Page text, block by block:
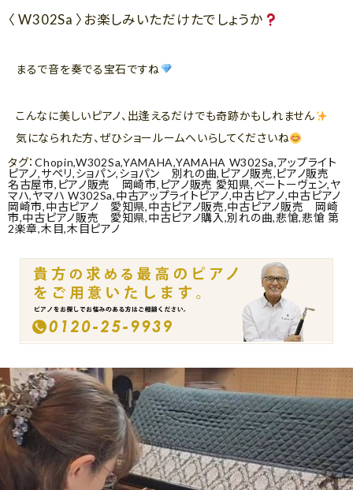
〈 W302Sa 〉お楽しみいただけたでしょうか
まるで音を奏でる宝石ですね
こんなに美しいピアノ、出逢えるだけでも奇跡かもしれません
気になられた方、ぜひショールームへいらしてくださいね
タグ：Chopin,W302Sa,YAMAHA,YAMAHA W302Sa,アップライト
ピアノ,サペリ,ショパン,ショパン 別れの曲, ピアノ販売,ピアノ販売
名古屋市, ピアノ販売 岡崎市, ピアノ販売 愛知県,ベートーヴェン,ヤ
マハ,ヤマハ W302Sa,中古アップライトピアノ,中古ピアノ,中古ピアノ
岡崎市,中古ピアノ 愛知県,中古ピアノ販売,中古ピアノ販売 岡崎
市,中古ピアノ販売 愛知県,中古ピアノ購入,別れの曲,悲愴,悲愴 第
2楽章,木目,木目ピアノ